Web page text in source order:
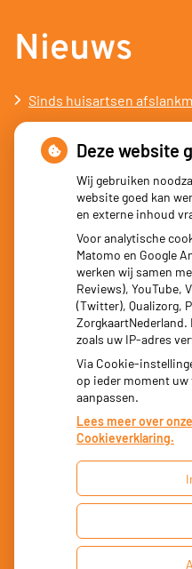
Nieuws
Sinds huisartsen
voorschrijven, neemt
Schurft sinds corona
uitbraken fors gestegen
Stoppen met
leefstijlaanpassingen
Kookadvies drinkwater
besmetting
Terugroepactie
ziek maken
Deze website
Wij gebruiken
website goed kan
en externe inhoud
Voor analytische
Matomo en Google
werken wij samen
Reviews), YouTube,
(Twitter), Qualizorg,
ZorgkaartNederland.
zoals uw IP-adres
Via Cookie-
op ieder moment
aanpassen.
Lees meer over
Cookieverklaring.